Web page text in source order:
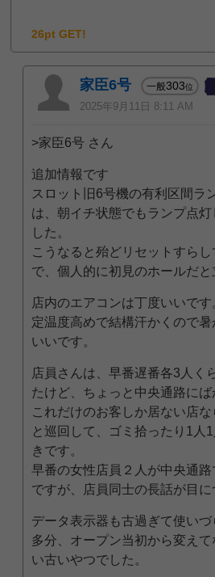
26pt GET!
家臣6号 一般303位
2025年9月11日 8:11 AM
>家臣6号 さん
追加情報です
スロット旧6号機の有利区間ラ
は、朝イチ状態でもランプ点
した。
こうなると殆どリセットすら
で、個人的に初見のホールだと
店内のエアコンは丁度いいで
定温度高めで結構汗かくので
いいです。
店員さんは、早番遅番各3人く
たけど、ちょっと中央通路にば
これだけのお客しか居ない店
と巡回して、ゴミ拾ったり1人
きです。
早番の女性店員２人が中央通
ですが、店員同士の長話が目に
データ表示器も古過ぎて使いづ
多分、オープン当初から変え
い古いやつでした。